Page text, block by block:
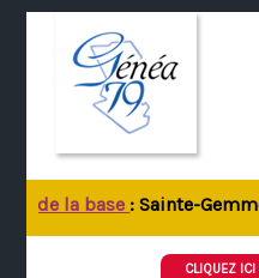
de la base: Sainte-Gemme
CLIQUEZ ICI